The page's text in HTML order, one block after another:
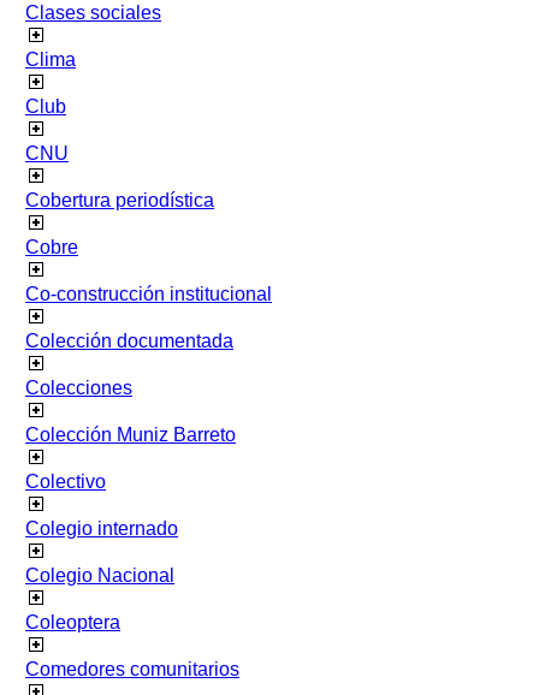
Clases sociales
Clima
Club
CNU
Cobertura periodística
Cobre
Co-construcción institucional
Colección documentada
Colecciones
Colección Muniz Barreto
Colectivo
Colegio internado
Colegio Nacional
Coleoptera
Comedores comunitarios